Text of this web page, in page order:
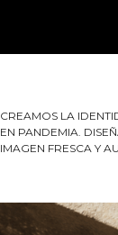
CREAMOS LA
EN PANDEMIA.
IMAGEN FRESCA Y